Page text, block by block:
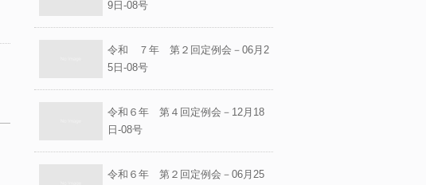
9日-08号
令和 ７年 第２回定例会－06月2
5日-08号
令和６年 第４回定例会－12月18
日-08号
令和６年 第２回定例会－06月25